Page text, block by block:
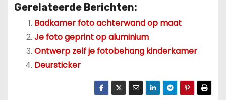
Gerelateerde Berichten:
Badkamer foto achterwand op maat
Je foto geprint op aluminium
Ontwerp zelf je fotobehang kinderkamer
Deursticker